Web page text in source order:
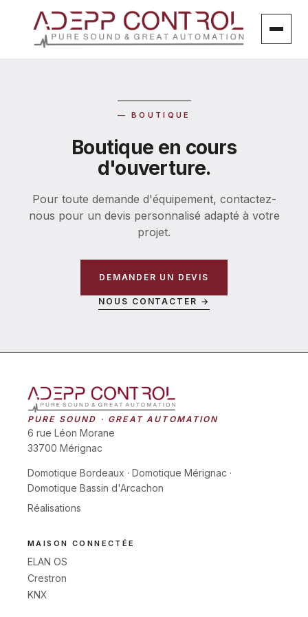
contenu
— BOUTIQUE
Boutique en cours
d'ouverture.
Pour toute demande d'équipement, contactez-
nous pour un devis personnalisé adapté à votre
projet.
DEMANDER UN DEVIS
NOUS CONTACTER →
PURE SOUND · GREAT AUTOMATION
6 rue Léon Morane
33700 Mérignac
Domotique Bordeaux · Domotique Mérignac ·
Domotique Bassin d'Arcachon
Réalisations
MAISON CONNECTÉE
ELAN OS
Crestron
KNX